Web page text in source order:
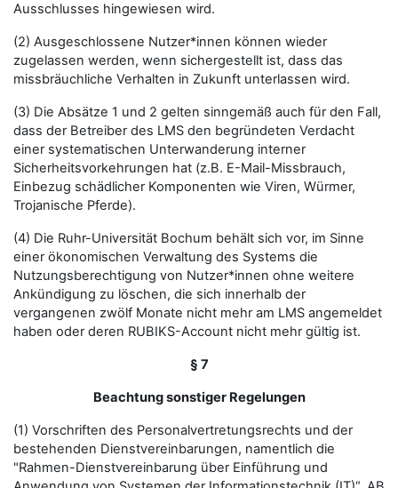
Ausschlusses hingewiesen wird.
(2) Ausgeschlossene Nutzer*innen können wieder
zugelassen werden, wenn sichergestellt ist, dass das
missbräuchliche Verhalten in Zukunft unterlassen wird.
(3) Die Absätze 1 und 2 gelten sinngemäß auch für den Fall,
dass der Betreiber des LMS den begründeten Verdacht
einer systematischen Unterwanderung interner
Sicherheitsvorkehrungen hat (z.B. E-Mail-Missbrauch,
Einbezug schädlicher Komponenten wie Viren, Würmer,
Trojanische Pferde).
(4) Die Ruhr-Universität Bochum behält sich vor, im Sinne
einer ökonomischen Verwaltung des Systems die
Nutzungsberechtigung von Nutzer*innen ohne weitere
Ankündigung zu löschen, die sich innerhalb der
vergangenen zwölf Monate nicht mehr am LMS angemeldet
haben oder deren RUBIKS-Account nicht mehr gültig ist.
§ 7
Beachtung sonstiger Regelungen
(1) Vorschriften des Personalvertretungsrechts und der
bestehenden Dienstvereinbarungen, namentlich die
"Rahmen-Dienstvereinbarung über Einführung und